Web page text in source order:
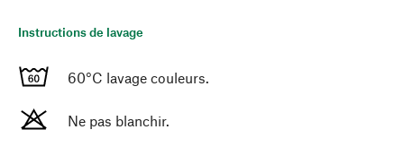
Instructions de lavage
60°C lavage couleurs.
Ne pas blanchir.